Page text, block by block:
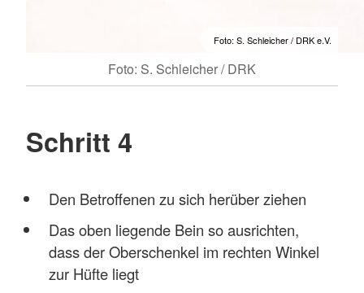
Foto: S. Schleicher / DRK e.V.
Foto: S. Schleicher / DRK
Schritt 4
Den Betroffenen zu sich herüber ziehen
Das oben liegende Bein so ausrichten,
dass der Oberschenkel im rechten Winkel
zur Hüfte liegt